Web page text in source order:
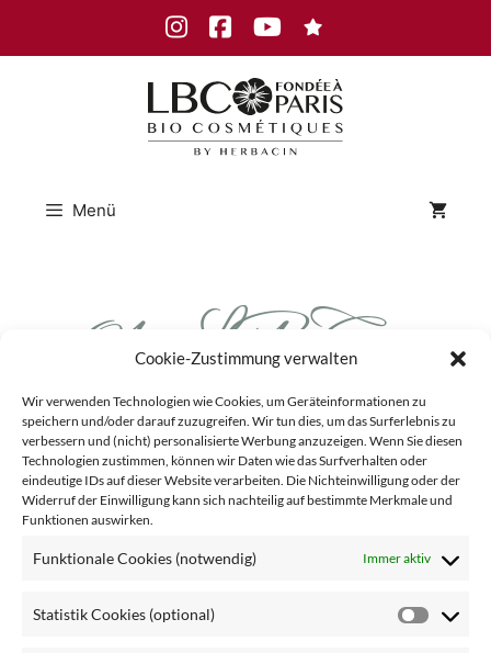
Cookie-Zustimmung verwalten
Wir verwenden Technologien wie Cookies, um Geräteinformationen zu
speichern und/oder darauf zuzugreifen. Wir tun dies, um das Surferlebnis zu
verbessern und (nicht) personalisierte Werbung anzuzeigen. Wenn Sie diesen
Technologien zustimmen, können wir Daten wie das Surfverhalten oder
eindeutige IDs auf dieser Website verarbeiten. Die Nichteinwilligung oder der
Widerruf der Einwilligung kann sich nachteilig auf bestimmte Merkmale und
Funktionen auswirken.
Funktionale Cookies (notwendig) Immer aktiv
Statistik Cookies (optional)
InstagramFacebookYoutube
Menü
01-LBC-
Hintergrund
-
Bild2_2880